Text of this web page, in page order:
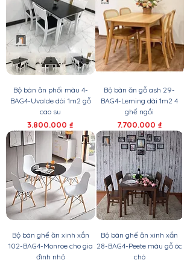
Bộ bàn ăn phối màu 4-
BAG4-Uvalde dài 1m2 gỗ
cao su
Giá
3.800.000 ₫
Bộ bàn ăn gỗ ash 29-
BAG4-Leming dài 1m2 4
ghế ngồi
Giá
7.700.000 ₫
Bộ bàn ghế ăn xinh xắn
102-BAG4-Monroe cho gia
đình nhỏ
Bộ bàn ghế ăn xinh xắn
28-BAG4-Peete màu gỗ óc
chó